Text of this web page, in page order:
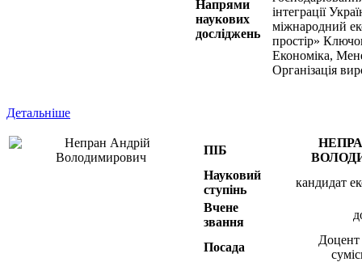
Напрями
наукових
досліджень
інтеграції
міжнародний
простір»
Eкономіка,
Організація
Детальніше
ПІБ
Науковий
ступінь
кандидат
Вчене
звання
Посада
Доцент